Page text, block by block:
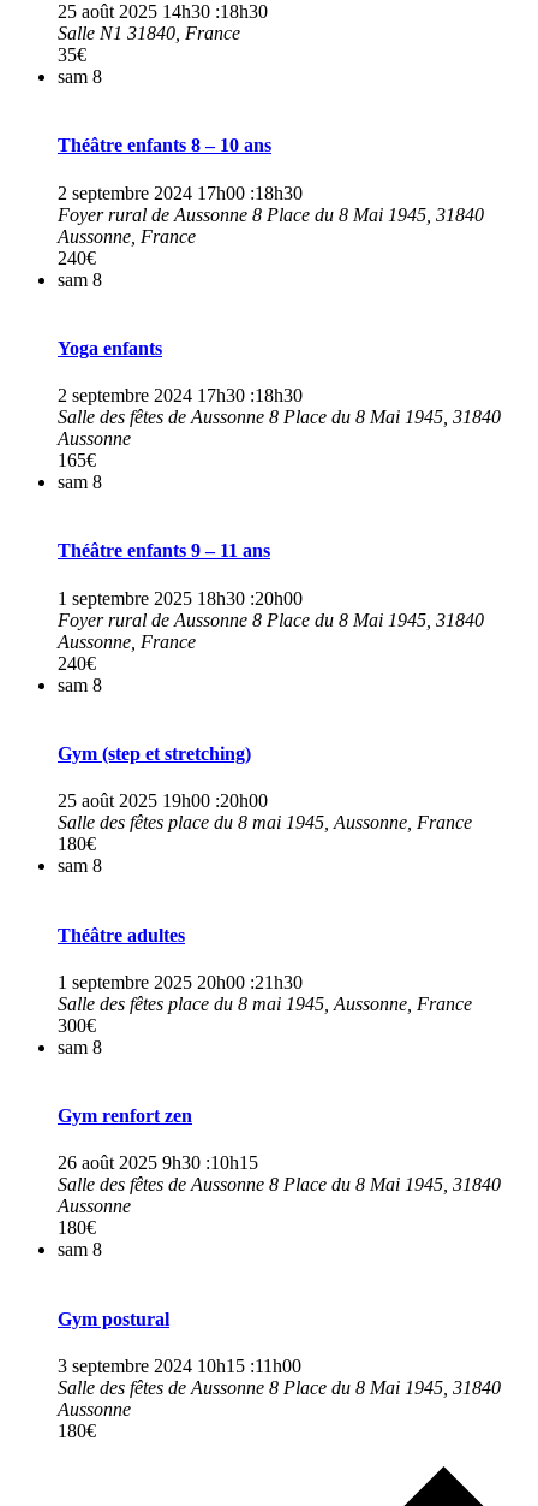
25 août 2025 14h30 :18h30
Salle N1 31840, France
35€
sam 8
Théâtre enfants 8 – 10 ans
2 septembre 2024 17h00 :18h30
Foyer rural de Aussonne 8 Place du 8 Mai 1945, 31840
Aussonne, France
240€
sam 8
Yoga enfants
2 septembre 2024 17h30 :18h30
Salle des fêtes de Aussonne 8 Place du 8 Mai 1945, 31840
Aussonne
165€
sam 8
Théâtre enfants 9 – 11 ans
1 septembre 2025 18h30 :20h00
Foyer rural de Aussonne 8 Place du 8 Mai 1945, 31840
Aussonne, France
240€
sam 8
Gym (step et stretching)
25 août 2025 19h00 :20h00
Salle des fêtes place du 8 mai 1945, Aussonne, France
180€
sam 8
Théâtre adultes
1 septembre 2025 20h00 :21h30
Salle des fêtes place du 8 mai 1945, Aussonne, France
300€
sam 8
Gym renfort zen
26 août 2025 9h30 :10h15
Salle des fêtes de Aussonne 8 Place du 8 Mai 1945, 31840
Aussonne
180€
sam 8
Gym postural
3 septembre 2024 10h15 :11h00
Salle des fêtes de Aussonne 8 Place du 8 Mai 1945, 31840
Aussonne
180€